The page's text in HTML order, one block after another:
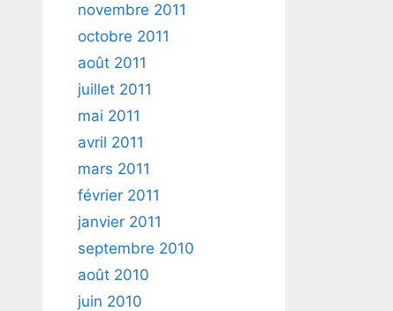
novembre 2011
octobre 2011
août 2011
juillet 2011
mai 2011
avril 2011
mars 2011
février 2011
janvier 2011
septembre 2010
août 2010
juin 2010